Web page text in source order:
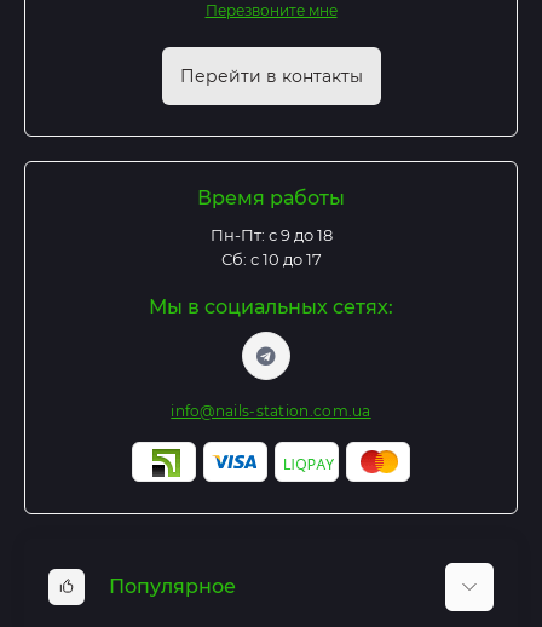
Перезвоните мне
Перейти в контакты
Время работы
Пн-Пт: с 9 до 18
Сб: с 10 до 17
Мы в социальных сетях:
info@nails-station.com.ua
Популярное